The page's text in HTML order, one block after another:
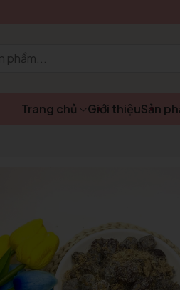
Trang chủ Giới thiệuSản
Mã giảm giá: